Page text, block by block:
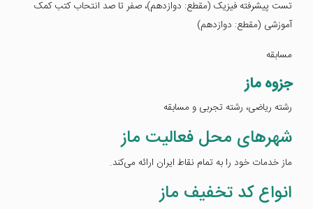
تست پیشرفته فیزیک (مقطع: دوازدهم)، صفر تا صد انتحاب کتب کمک
آموزشی (مقطع: دوازدهم)
مسابقه
جزوه ماز
رشته ریاضی، رشته تجربی و مسابقه
شهرهای محل فعالیت ماز
ماز خدمات خود را به تمام نقاط ایران ارائه می‌کند.
انواع کد تخفیف ماز